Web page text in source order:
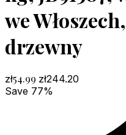
we
drzewny
zł54.99 zł244.20
Save 77%